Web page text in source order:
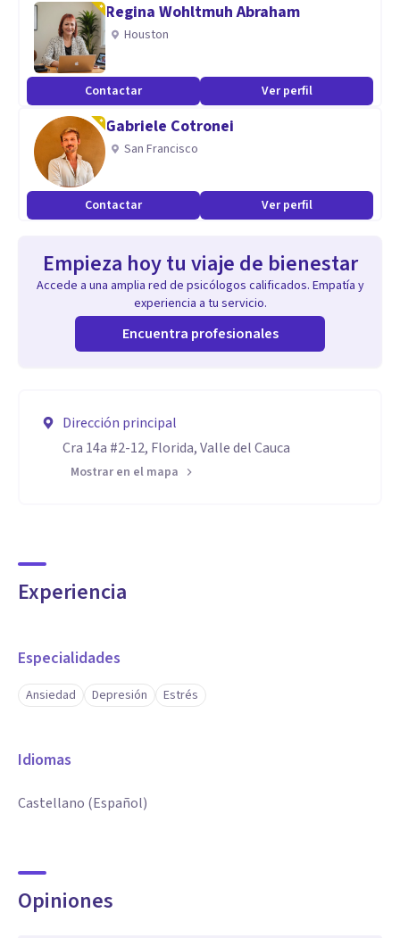
Regina Wohltmuh Abraham
Houston
Contactar Ver perfil
Gabriele Cotronei
San Francisco
Contactar Ver perfil
Empieza hoy tu viaje de bienestar
Accede a una amplia red de psicólogos calificados. Empatía y
experiencia a tu servicio.
Encuentra profesionales
Dirección principal
Cra 14a #2-12, Florida, Valle del Cauca
Mostrar en el mapa
Experiencia
Especialidades
Ansiedad Depresión Estrés
Idiomas
Castellano (Español)
Opiniones